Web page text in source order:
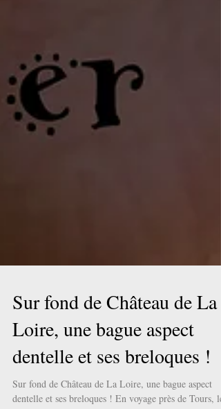
Sur fond de Château de La
Loire, une bague aspect